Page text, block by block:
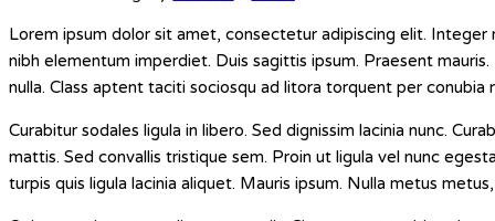
Lorem ipsum dolor sit amet, consectetur adipiscing elit. Integer
nibh elementum imperdiet. Duis sagittis ipsum. Praesent
nulla. Class aptent taciti sociosqu ad litora torquent per conubia
Curabitur sodales ligula in libero. Sed dignissim lacinia nunc.
mattis. Sed convallis tristique sem. Proin ut ligula vel nunc
turpis quis ligula lacinia aliquet. Mauris ipsum. Nulla metus